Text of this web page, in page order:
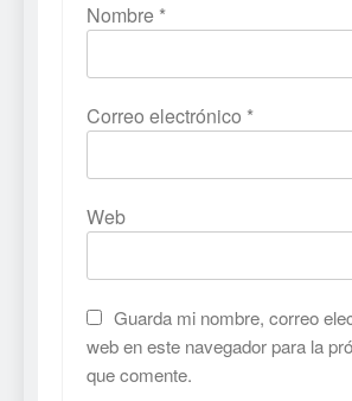
Nombre *
Correo electrónico *
Web
Guarda mi nombre, correo
web en este navegador para la
que comente.